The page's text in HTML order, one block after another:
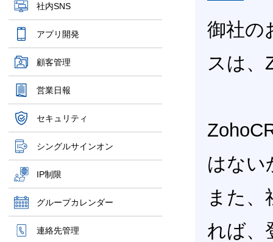
社内SNS
アプリ開発
顧客管理
営業日報
セキュリティ
シングルサインオン
IP制限
グループカレンダー
連絡先管理
御社の
スは、
はない
また、
れば、